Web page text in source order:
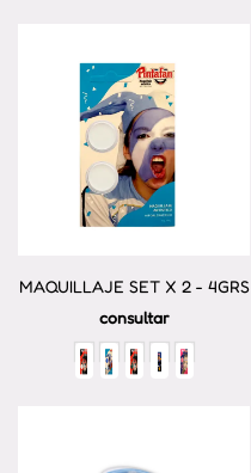
MAQUILLAJE SET X 2 - 4GRS
consultar